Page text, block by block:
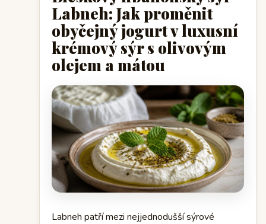
Labneh: Jak proměnit
obyčejný jogurt v luxusní
krémový sýr s olivovým
olejem a mátou
Labneh patří mezi nejjednodušší sýrové